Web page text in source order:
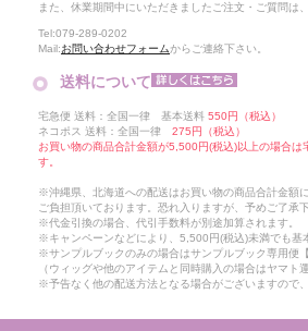
また、休業期間中にいただきましたご注文・ご質問は
Tel:079-289-0202
Mail:お問い合わせフォームからご連絡下さい。
送料について
宅急便 送料：全国一律 基本送料 550円（税込）
ネコポス 送料：全国一律 275円（税込）
お買い物の商品合計金額が5,500円(税込)以上の場合
す。
※沖縄県、北海道への配送はお買い物の商品合計金額
ご負担頂いております。恐れ入りますが、予めご了承
※代金引換の場合、代引手数料が別途加算されます。
※キャンペーンなどにより、5,500円(税込)未満でも基
※サンプルブックのみの場合はサンプルブック専用便
（ウィッグや他のアイテムと同時購入の場合はヤマト
※予告なく他の配送方法となる場合がございますので